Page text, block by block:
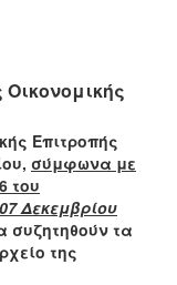
Επιτροπής
σύμφωνα με
του
Δεκεμβρίου
συζητηθούν τα
της